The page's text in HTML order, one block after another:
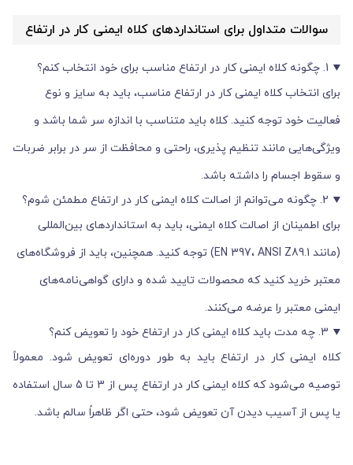
سوالات متداول برای استانداردهای کلاه ایمنی کار در ارتفاع
1. چگونه کلاه ایمنی کار در ارتفاع مناسب برای خود انتخاب کنم؟
برای انتخاب کلاه ایمنی کار در ارتفاع مناسب، باید به سایز و نوع
فعالیت خود توجه کنید. کلاه باید متناسب با اندازه سر شما باشد و
ویژگی‌هایی مانند تنظیم پذیری، راحتی و محافظت از سر در برابر ضربات
و سقوط اجسام را داشته باشد.
2. چگونه می‌توانم از اصالت کلاه ایمنی کار در ارتفاع مطمئن شوم؟
برای اطمینان از اصالت کلاه ایمنی، باید به استانداردهای بین‌المللی
(مانند EN 397، ANSI Z89.1) توجه کنید. همچنین، باید از فروشگاه‌های
معتبر خرید کنید که محصولات تایید شده و دارای گواهی‌نامه‌های
ایمنی معتبر را عرضه می‌کنند.
3. چه مدت باید کلاه ایمنی کار در ارتفاع خود را تعویض کنم؟
کلاه ایمنی کار در ارتفاع باید به طور دوره‌ای تعویض شود. معمولاً
توصیه می‌شود که کلاه ایمنی کار در ارتفاع پس از 3 تا 5 سال استفاده
یا پس از آسیب دیدن آن تعویض شود، حتی اگر ظاهراً سالم باشد.